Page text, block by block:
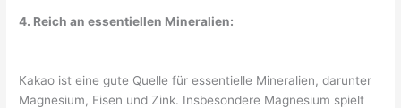
4. Reich an essentiellen Mineralien:
Kakao ist eine gute Quelle für essentielle Mineralien, darunter
Magnesium, Eisen und Zink. Insbesondere Magnesium spielt